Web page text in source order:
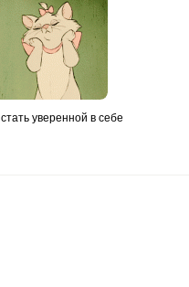
стать уверенной в себе